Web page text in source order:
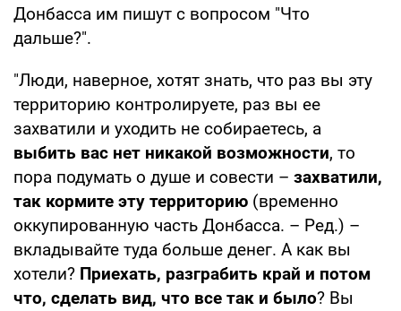
Донбасса им пишут с вопросом "Что
дальше?".
"Люди, наверное, хотят знать, что раз вы эту
территорию контролируете, раз вы ее
захватили и уходить не собираетесь, а
выбить вас нет никакой возможности, то
пора подумать о душе и совести – захватили,
так кормите эту территорию (временно
оккупированную часть Донбасса. – Ред.) –
вкладывайте туда больше денег. А как вы
хотели? Приехать, разграбить край и потом
что, сделать вид, что все так и было? Вы